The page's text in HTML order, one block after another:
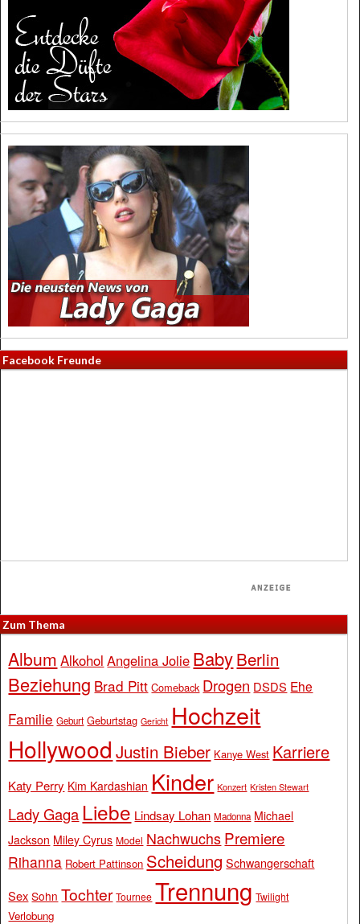
Facebook Freunde
Zum Thema
Album Alkohol Angelina Jolie BabyBerlin
Beziehung Brad Pitt Comeback Drogen DSDS Ehe
Familie Geburt Geburtstag Gericht Hochzeit
Hollywood Justin Bieber Kanye West Karriere
Katy Perry Kim Kardashian Kinder Konzert Kristen Stewart
Lady Gaga Liebe Lindsay Lohan Madonna Michael
Jackson Miley Cyrus Model Nachwuchs Premiere
Rihanna Robert Pattinson Scheidung Schwangerschaft
Sex Sohn Tochter Tournee Trennung Twilight
Verlobung